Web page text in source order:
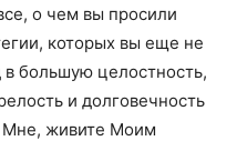
о чем вы просили
которых вы еще не
большую целостность,
и долговечность
Мне, живите Моим